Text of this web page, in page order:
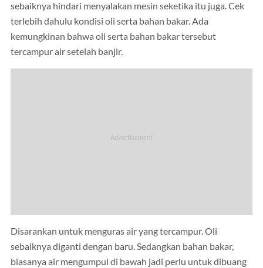
sebaiknya hindari menyalakan mesin seketika itu juga. Cek
terlebih dahulu kondisi oli serta bahan bakar. Ada
kemungkinan bahwa oli serta bahan bakar tersebut
tercampur air setelah banjir.
Disarankan untuk menguras air yang tercampur. Oli
sebaiknya diganti dengan baru. Sedangkan bahan bakar,
biasanya air mengumpul di bawah jadi perlu untuk dibuang